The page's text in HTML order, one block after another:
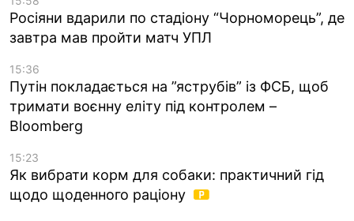
Росіяни вдарили по стадіону “Чорноморець”, де
завтра мав пройти матч УПЛ
15:36
Путін покладається на ”яструбів” із ФСБ, щоб
тримати воєнну еліту під контролем –
Bloomberg
15:23
Як вибрати корм для собаки: практичний гід
щодо щоденного раціону